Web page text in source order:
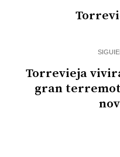
Torrevieja
gran